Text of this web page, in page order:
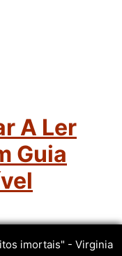
A Ler
Guia
imortais" - Virginia